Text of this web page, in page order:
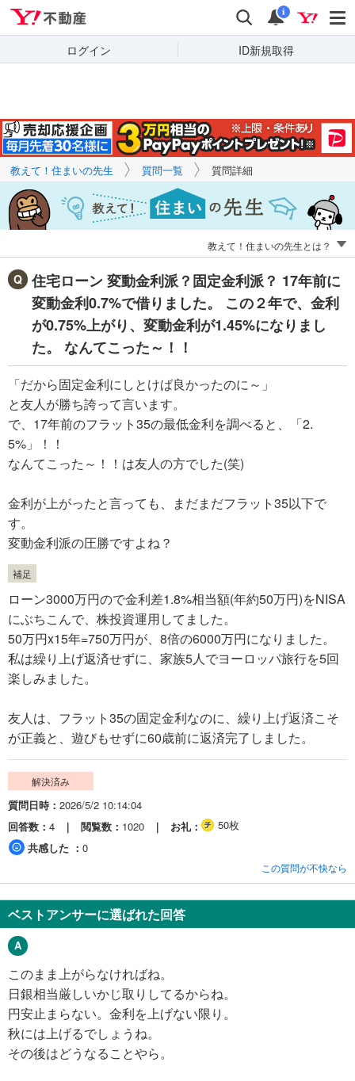
検索 通知
i
ログイン ID新規取得
キーワードで
質問を探す
教えて！住まいの先生 質問一覧 質問詳細
教えて！住まいの先生とは？
住宅ローン 変動金利派？固定金利派？ 17年前に
変動金利0.7%で借りました。 この２年で、金利
が0.75%上がり、変動金利が1.45%になりまし
た。 なんてこった～！！
「だから固定金利にしとけば良かったのに～」
と友人が勝ち誇って言います。
で、17年前のフラット35の最低金利を調べると、「2.
5%」！！
なんてこった～！！は友人の方でした(笑)
金利が上がったと言っても、まだまだフラット35以下で
す。
変動金利派の圧勝ですよね？
補足
ローン3000万円ので金利差1.8%相当額(年約50万円)をNISA
にぶちこんで、株投資運用してました。
50万円x15年=750万円が、8倍の6000万円になりました。
私は繰り上げ返済せずに、家族5人でヨーロッパ旅行を5回
楽しみました。
友人は、フラット35の固定金利なのに、繰り上げ返済こそ
が正義と、遊びもせずに60歳前に返済完了しました。
解決済み
質問日時
2026/5/2 10:14:04
回答数
4 閲覧数 1020 お礼
50枚
共感した
0
この質問が不快なら
ベストアンサーに選ばれた回答
このまま上がらなければね。
日銀相当厳しいかじ取りしてるからね。
円安止まらない。金利を上げない限り。
秋には上げるでしょうね。
その後はどうなることやら。